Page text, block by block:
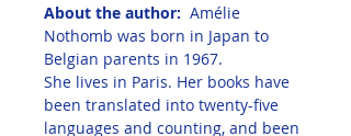
About the author: Amélie
Nothomb was born in Japan to
Belgian parents in 1967.
She lives in Paris. Her books have
been translated into twenty-five
languages and counting, and been